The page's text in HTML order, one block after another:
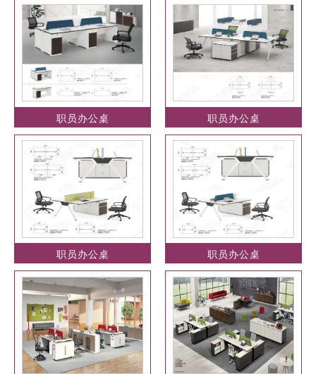
职员办公桌 职员办公桌
职员办公桌 职员办公桌